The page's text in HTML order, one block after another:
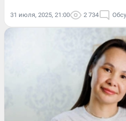
31 июля, 2025, 21:00 2 734